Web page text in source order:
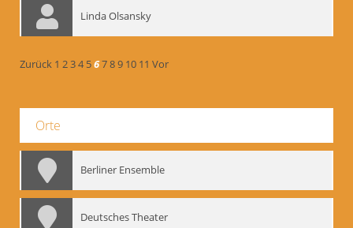
Linda Olsansky
Zurück 1 234 56789 10 11 Vor
Orte
Berliner Ensemble
Deutsches Theater